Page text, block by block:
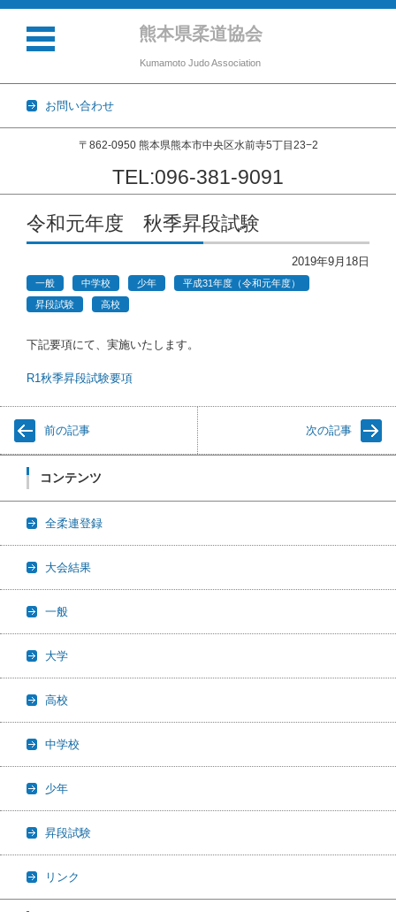
熊本県柔道協会
Kumamoto Judo Association
お問い合わせ
〒862-0950 熊本県熊本市中央区水前寺5丁目23−2
TEL:096-381-9091
コンテンツに移動
令和元年度 秋季昇段試験
2019年9月18日
一般 中学校 少年
平成31年度（令和元年度）
昇段試験
高校
下記要項にて、実施いたします。
R1秋季昇段試験要項
前の記事 次の記事
コンテンツ
全柔連登録
大会結果
一般
大学
高校
中学校
少年
昇段試験
リンク